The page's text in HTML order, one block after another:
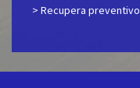
> Recupera preventivo